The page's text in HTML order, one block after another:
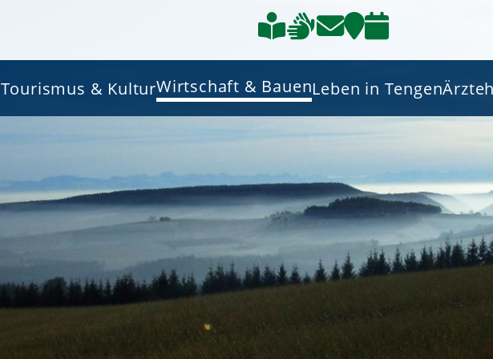
Tourismus & KulturWirtschaft & BauenLeben in Tengen